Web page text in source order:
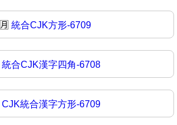
🈷️ 統合CJK方形-6709
統合CJK漢字四角-6708
CJK統合漢字方形-6709